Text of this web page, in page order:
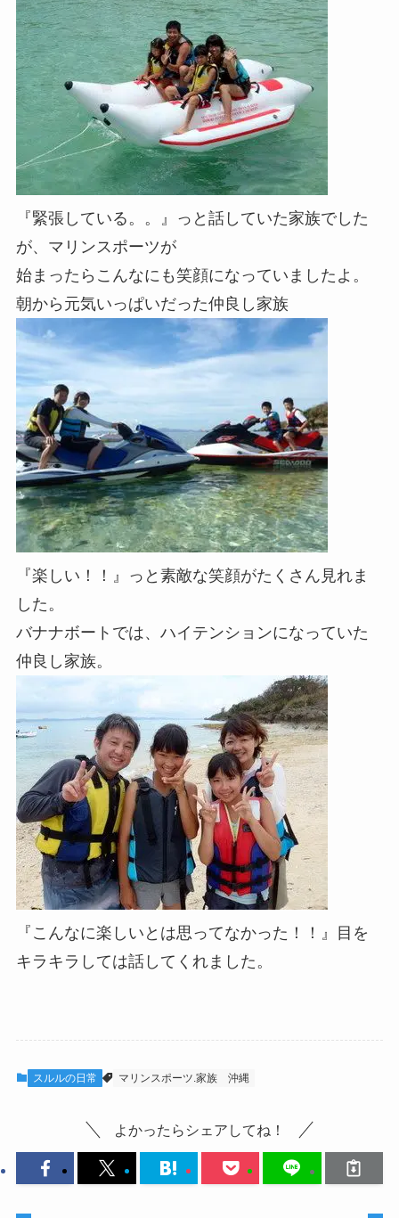
『緊張している。。』っと話していた家族でした
が、マリンスポーツが
始まったらこんなにも笑顔になっていましたよ。
朝から元気いっぱいだった仲良し家族
『楽しい！！』っと素敵な笑顔がたくさん見れま
した。
バナナボートでは、ハイテンションになっていた
仲良し家族。
『こんなに楽しいとは思ってなかった！！』目を
キラキラしては話してくれました。
スルルの日常 マリンスポーツ.家族 沖縄
よかったらシェアしてね！